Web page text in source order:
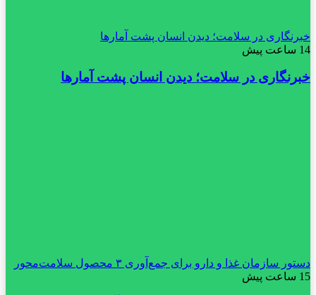
خبرنگاری در سلامت؛ دیدن انسان پشت آمارها
14 ساعت پیش
خبرنگاری در سلامت؛ دیدن انسان پشت آمارها
دستور سازمان غذا و دارو برای جمع‌آوری ۳ محصول سلامت‌محور
15 ساعت پیش